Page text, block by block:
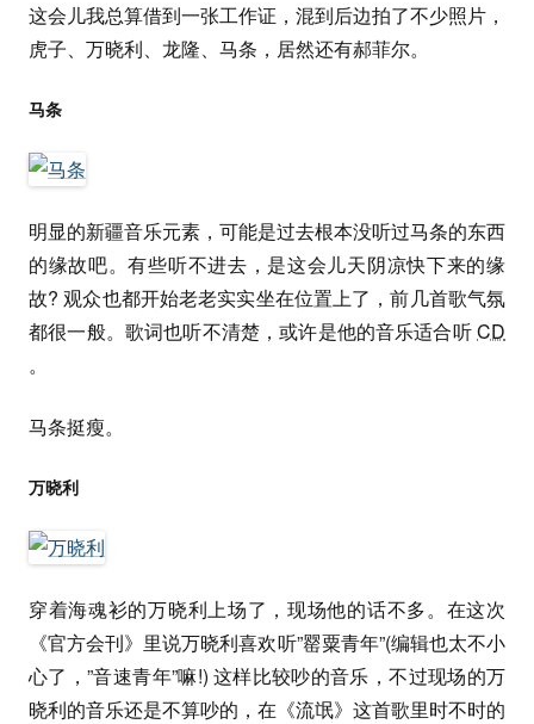
这会儿我总算借到一张工作证，混到后边拍了不少照片，
虎子、万晓利、龙隆、马条，居然还有郝菲尔。
马条
明显的新疆音乐元素，可能是过去根本没听过马条的东西
的缘故吧。有些听不进去，是这会儿天阴凉快下来的缘
故? 观众也都开始老老实实坐在位置上了，前几首歌气氛
都很一般。歌词也听不清楚，或许是他的音乐适合听CD
。
马条挺瘦。
万晓利
穿着海魂衫的万晓利上场了，现场他的话不多。在这次
《官方会刊》里说万晓利喜欢听”罂粟青年”(编辑也太不小
心了，”音速青年”嘛!) 这样比较吵的音乐，不过现场的万
晓利的音乐还是不算吵的，在《流氓》这首歌里时不时的